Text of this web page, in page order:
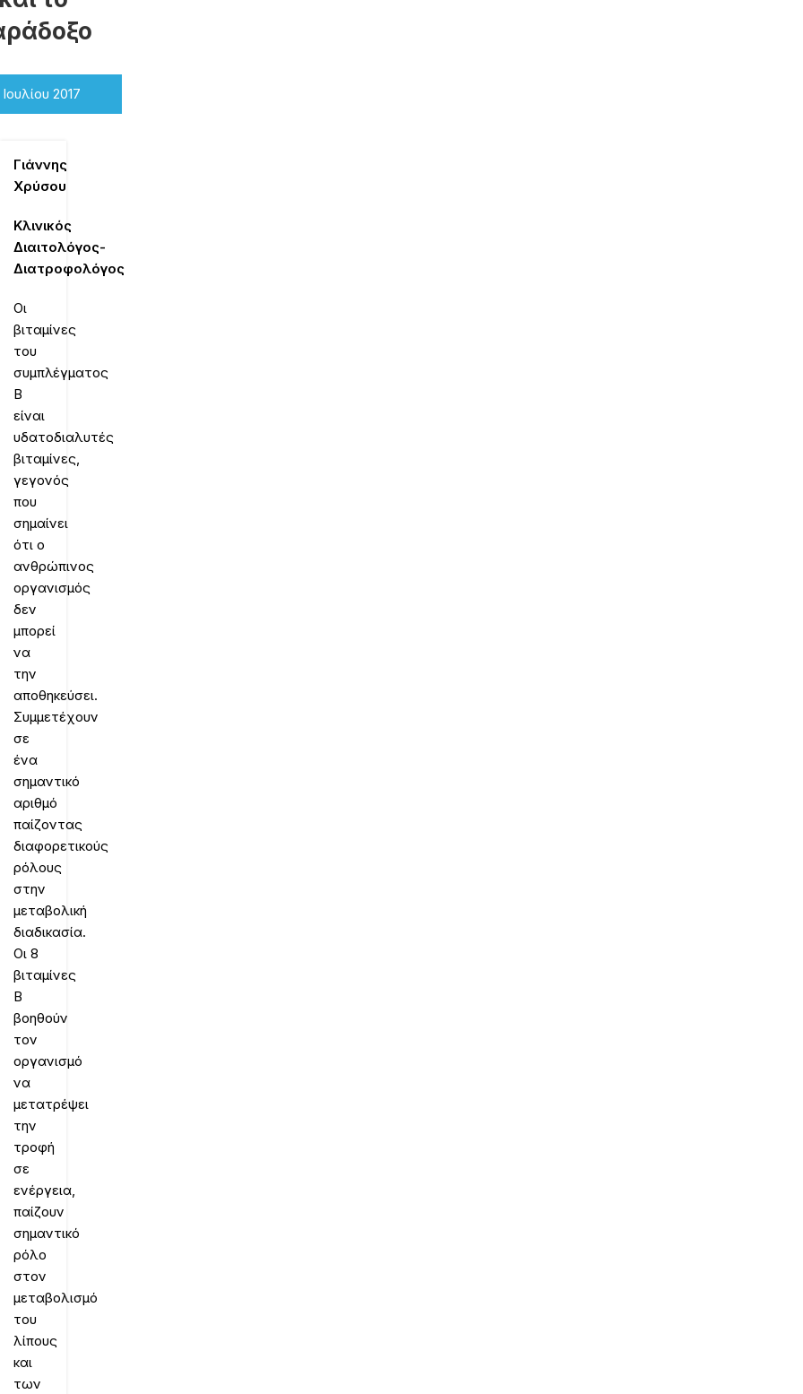
Ιουλίου 2017
Γιάννης
Χρύσου
Κλινικός
Διαιτολόγος-
Διατροφολόγος
Οι
βιταμίνες
του
συμπλέγματος
Β
είναι
υδατοδιαλυτές
βιταμίνες,
γεγονός
που
σημαίνει
ότι ο
ανθρώπινος
οργανισμός
δεν
μπορεί
να
την
αποθηκεύσει.
Συμμετέχουν
σε
ένα
σημαντικό
αριθμό
παίζοντας
διαφορετικούς
ρόλους
στην
μεταβολική
διαδικασία.
Οι 8
βιταμίνες
Β
βοηθούν
τον
οργανισμό
να
μετατρέψει
την
τροφή
σε
ενέργεια,
παίζουν
σημαντικό
ρόλο
στον
μεταβολισμό
του
λίπους
και
των